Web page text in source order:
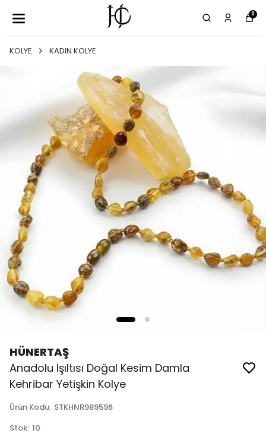
0
KOLYE KADIN KOLYE
HÜNERTAŞ
Anadolu Işıltısı Doğal Kesim Damla
Kehribar Yetişkin Kolye
Ürün Kodu: STKHNR989596
Stok: 10